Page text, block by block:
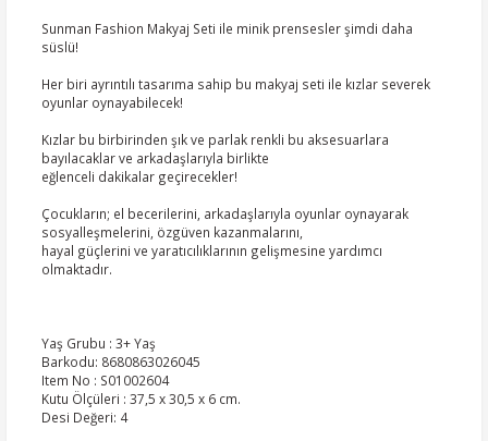
Sunman Fashion Makyaj Seti ile minik prensesler şimdi daha
süslü!
Her biri ayrıntılı tasarıma sahip bu makyaj seti ile kızlar severek
oyunlar oynayabilecek!
Kızlar bu birbirinden şık ve parlak renkli bu aksesuarlara
bayılacaklar ve arkadaşlarıyla birlikte
eğlenceli dakikalar geçirecekler!
Çocukların; el becerilerini, arkadaşlarıyla oyunlar oynayarak
sosyalleşmelerini, özgüven kazanmalarını,
hayal güçlerini ve yaratıcılıklarının gelişmesine yardımcı
olmaktadır.
Yaş Grubu : 3+ Yaş
Barkodu: 8680863026045
Item No : S01002604
Kutu Ölçüleri : 37,5 x 30,5 x 6 cm.
Desi Değeri: 4